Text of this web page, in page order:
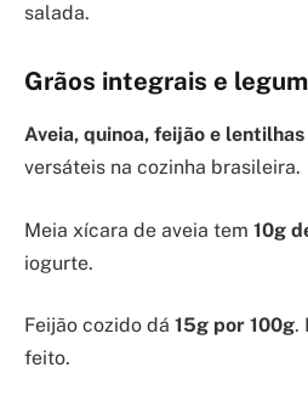
salada.
Grãos integrais e
Aveia, quinoa, feijão e lentilhas
versáteis na cozinha brasileira.
Meia xícara de aveia tem 10g
iogurte.
Feijão cozido dá 15g por 100g.
feito.